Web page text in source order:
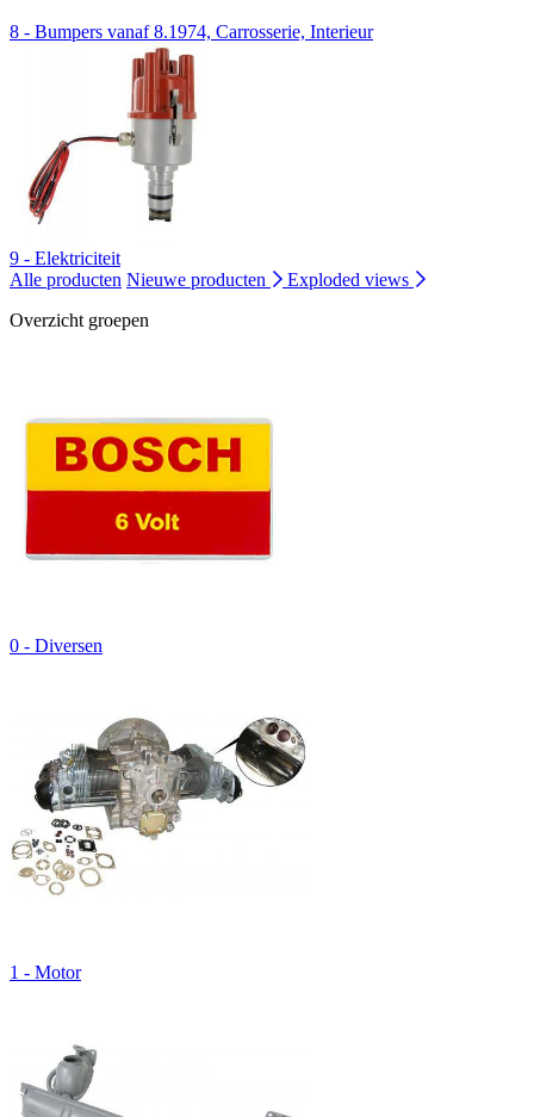
8 - Bumpers vanaf 8.1974, Carrosserie, Interieur
9 - Elektriciteit
Alle producten Nieuwe producten
Exploded views
Overzicht groepen
0 - Diversen
1 - Motor